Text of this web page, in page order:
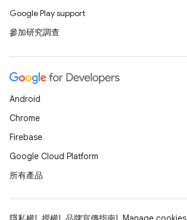
Google Play support
參加研究調查
Android
Chrome
Firebase
Google Cloud Platform
所有產品